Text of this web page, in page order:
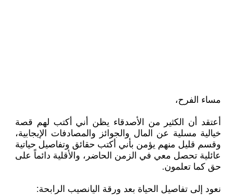
مساء الفرح،
أعتقد أن الكثير من الأصدقاء يظن أني أكتب لهم قصة
خيالية مسلية عن المال والجوائز والمصادفات الإيجابية،
وقسم قليل منهم يؤمن بأني أكتب حقائق وتفاصيل حياتية
عائلية تحصل معي في الزمن الحاضر، والأقلية دائماً على
حق كما تعلمون.
نعود إلى تفاصيل الحياة بعد ورقة اليانصيب الرابحة: